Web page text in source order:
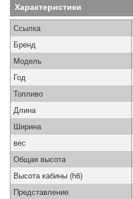
Характеристики
Ссылка
Бренд
Модель
Год
Топливо
Длина
Ширина
вес
Общая высота
Высота кабины (h6)
Представление